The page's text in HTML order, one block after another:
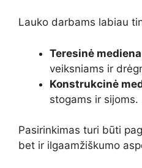
Lauko darbams labiau
Teresinė mediena
veiksniams ir
Konstrukcinė
stogams ir sijoms.
Pasirinkimas turi būti
bet ir ilgaamžiškumo